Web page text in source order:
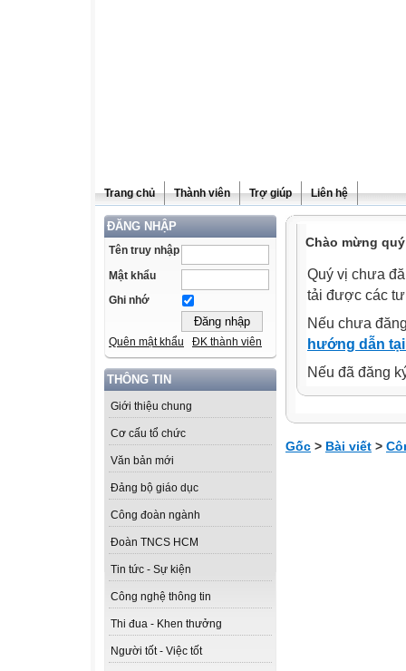
Trang chủ Thành viên Trợ giúp Liên hệ
ĐĂNG NHẬP
Tên truy nhập
Mật khẩu
Ghi nhớ
Quên mật khẩu ĐK thành viên
THÔNG TIN
Giới thiệu chung
Cơ cấu tổ chức
Văn bản mới
Đảng bộ giáo dục
Công đoàn ngành
Đoàn TNCS HCM
Tin tức - Sự kiện
Công nghệ thông tin
Thi đua - Khen thưởng
Người tốt - Việc tốt
Chào mừng
Quý vị chưa
tải được các
Nếu chưa
hướng dẫn
Nếu đã đăng
Gốc > Bài viết >